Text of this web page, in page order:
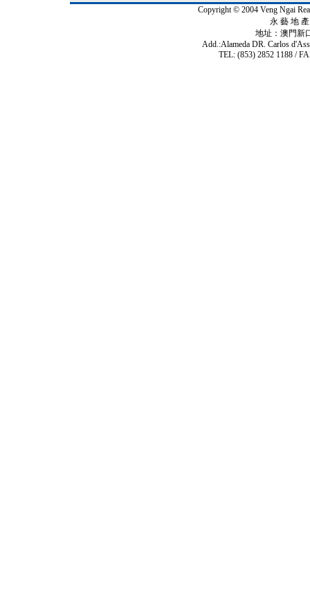
Copyright © 2004 Veng Ngai
永 藝 地
地址：澳門新
Add.:Alameda DR. Carlos
TEL: (853) 2852 1188 /